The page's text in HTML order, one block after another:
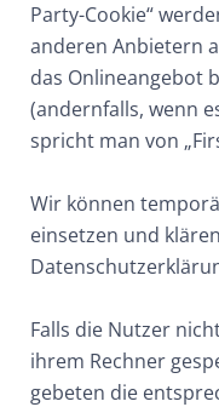
Party-Cookie“
anderen Anbietern
das Onlineangebot
(andernfalls, wenn
spricht man von
Wir können
einsetzen und
Falls die Nutzer
ihrem Rechner
gebeten die